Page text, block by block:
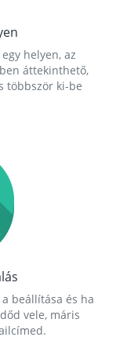
helyen, az
áttekinthető,
többször ki-be
beállítása és ha
vele, máris